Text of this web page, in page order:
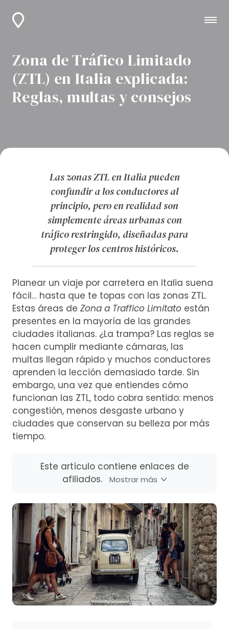
Zona de Tráfico Limitado
(ZTL) en Italia explicada:
Reglas, multas y consejos
Las zonas ZTL en Italia pueden
confundir a los conductores al
principio, pero en realidad son
simplemente áreas urbanas con
tráfico restringido, diseñadas para
proteger los centros históricos.
Planear un viaje por carretera en Italia suena
fácil… hasta que te topas con las zonas ZTL.
Estas áreas de Zona a Traffico Limitato están
presentes en la mayoría de las grandes
ciudades italianas. ¿La trampa? Las reglas se
hacen cumplir mediante cámaras, las
multas llegan rápido y muchos conductores
aprenden la lección demasiado tarde. Sin
embargo, una vez que entiendes cómo
funcionan las ZTL, todo cobra sentido: menos
congestión, menos desgaste urbano y
ciudades que conservan su belleza por más
tiempo.
Este artículo contiene enlaces de
afiliados.
Mostrar más